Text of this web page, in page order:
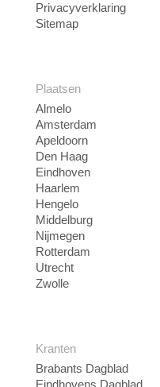
Privacyverklaring
Sitemap
Plaatsen
Almelo
Amsterdam
Apeldoorn
Den Haag
Eindhoven
Haarlem
Hengelo
Middelburg
Nijmegen
Rotterdam
Utrecht
Zwolle
Kranten
Brabants Dagblad
Eindhovens Dagblad